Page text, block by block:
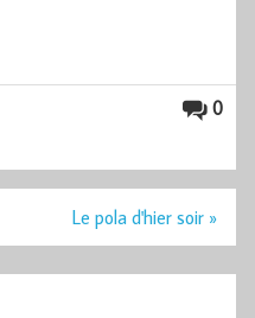
0
Le pola d'hier soir »